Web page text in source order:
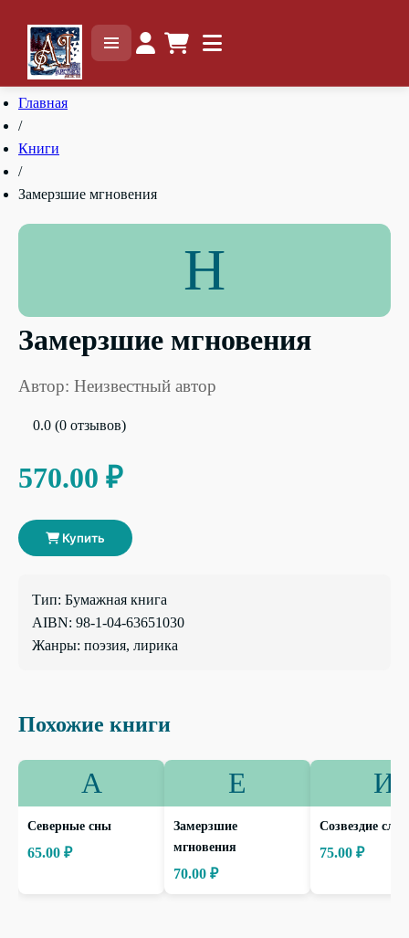
Главная
/
Книги
/
Замерзшие мгновения
Н
Замерзшие мгновения
Автор: Неизвестный автор
0.0 (0 отзывов)
570.00 ₽
Купить
Тип: Бумажная книга
AIBN: 98-1-04-63651030
Жанры: поэзия, лирика
Похожие книги
А
Северные сны
65.00 ₽
Е
Замерзшие
мгновения
70.00 ₽
И
Созвездие слов
75.00 ₽